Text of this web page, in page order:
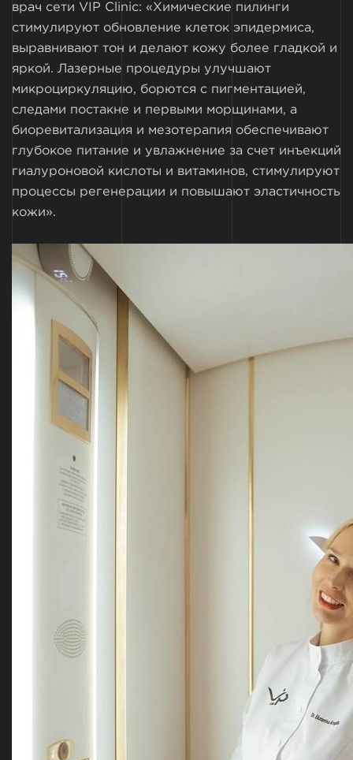
врач сети VIP Clinic: «Химические пилинги
стимулируют обновление клеток эпидермиса,
выравнивают тон и делают кожу более гладкой и
яркой. Лазерные процедуры улучшают
микроциркуляцию, борются с пигментацией,
следами постакне и первыми морщинами, а
биоревитализация и мезотерапия обеспечивают
глубокое питание и увлажнение за счет инъекций
гиалуроновой кислоты и витаминов, стимулируют
процессы регенерации и повышают эластичность
кожи».